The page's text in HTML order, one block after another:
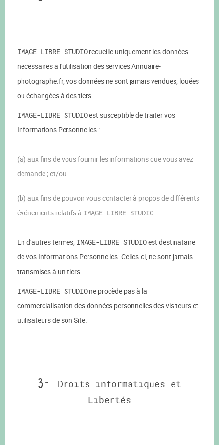
IMAGE-LIBRE STUDIO recueille uniquement les données
nécessaires à l'utilisation des services Annuaire-
photographe.fr, vos données ne sont jamais vendues, louées
ou échangées à des tiers.
IMAGE-LIBRE STUDIOest susceptible de traiter vos
Informations Personnelles :
(a) aux fins de vous fournir les informations que vous avez
demandé ; et/ou
(b) aux fins de pouvoir vous contacter à propos de différents
événements relatifs à IMAGE-LIBRE STUDIO
En d'autres termes, IMAGE-LIBRE STUDIOest destinataire
de vos Informations Personnelles. Celles-ci, ne sont jamais
transmises à un tiers.
IMAGE-LIBRE STUDIO ne procède pas à la
commercialisation des données personnelles des visiteurs et
utilisateurs de son Site.
3 -
Droits informatiques et
Libertés